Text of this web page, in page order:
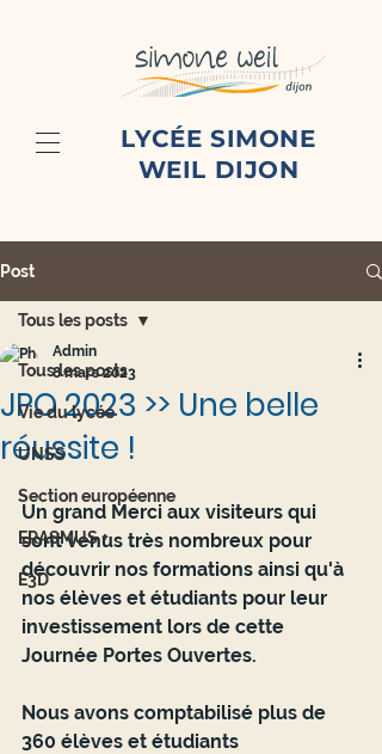
LYCÉE SIMONE
WEIL DIJON
Post
Tous les posts
Vie du lycée
UNSS
Section européenne
ERASMUS +
E3D
Tous les posts
JPO 2023 >> Une belle
réussite !
Admin
8 mars 2023
Un grand Merci aux visiteurs qui
sont venus très nombreux pour
découvrir nos formations ainsi qu'à
nos élèves et étudiants pour leur
investissement lors de cette
Journée Portes Ouvertes.
Nous avons comptabilisé plus de
360 élèves et étudiants